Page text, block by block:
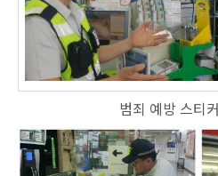
범죄 예방 스티